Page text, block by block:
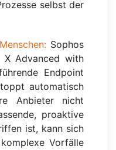
selbst der
Sophos
X Advanced with
Endpoint
automatisch
Anbieter nicht
proaktive
ist, kann sich
Vorfälle